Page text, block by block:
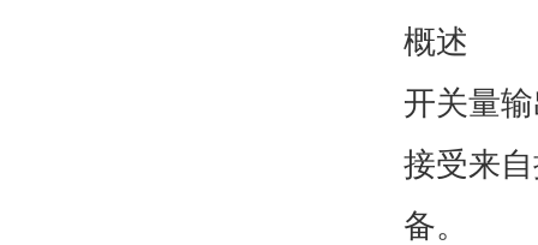
概述
开关量
接受来
备。